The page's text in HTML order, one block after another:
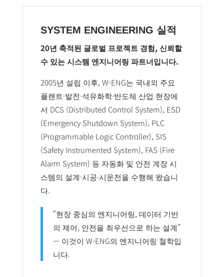
SYSTEM ENGINEERING 실적
20년 축적된 글로벌 프로젝트 경험, 신뢰할
수 있는 시스템 엔지니어링 파트너입니다.
2005년 설립 이후, W-ENG는 국내외 주요
플랜트·발전·석유화학·반도체 산업 현장에
서 DCS (Distributed Control System), ESD
(Emergency Shutdown System), PLC
(Programmable Logic Controller), SIS
(Safety Instrumented System), FAS (Fire
Alarm System) 등 자동화 및 안전 계장 시
스템의 설계·시공·시운전을 수행해 왔습니
다.
“현장 중심의 엔지니어링, 데이터 기반
의 제어, 안전을 최우선으로 하는 설계”
— 이것이 W-ENG의 엔지니어링 철학입
니다.